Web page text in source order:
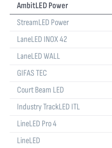
AmbitLED Power
StreamLED Power
LaneLED INOX 42
LaneLED WALL
GIFAS TEC
Court Beam LED
Industry TrackLED ITL
LineLED Pro 4
LineLED